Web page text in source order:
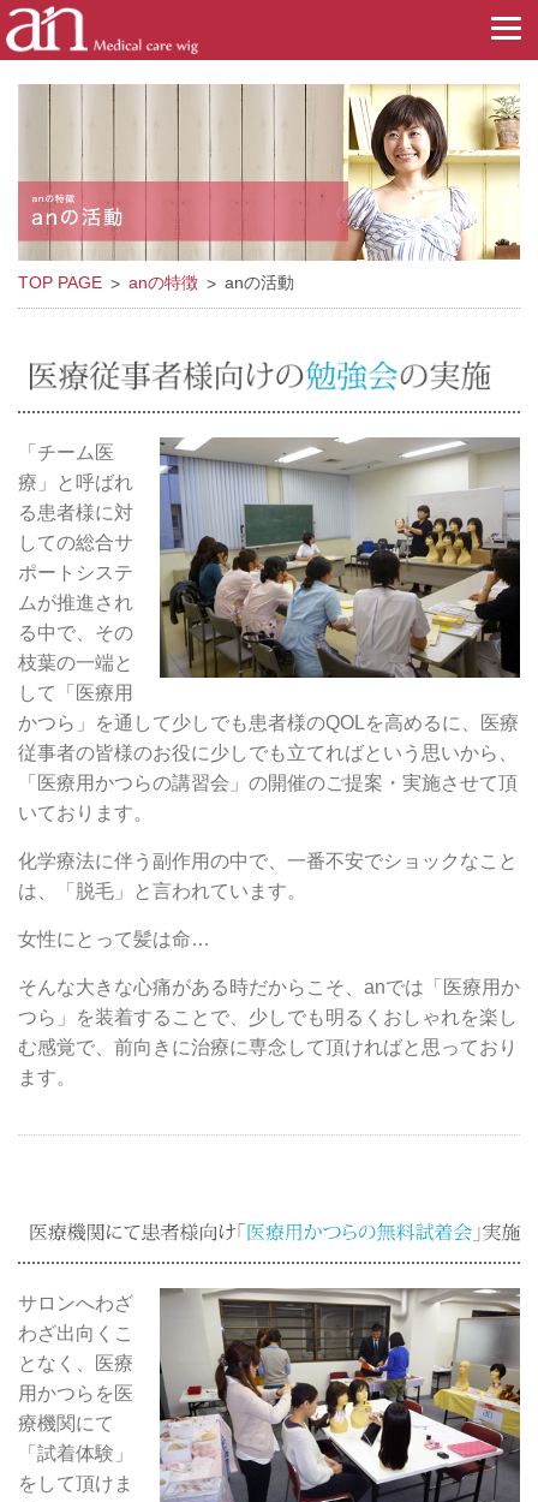
TOP PAGE anの特徴 anの活動
「チーム医
療」と呼ばれ
る患者様に対
しての総合サ
ポートシステ
ムが推進され
る中で、その
枝葉の一端と
して「医療用
かつら」を通して少しでも患者様のQOLを高めるに、医療
従事者の皆様のお役に少しでも立てればという思いから、
「医療用かつらの講習会」の開催のご提案・実施させて頂
いております。
化学療法に伴う副作用の中で、一番不安でショックなこと
は、「脱毛」と言われています。
女性にとって髪は命…
そんな大きな心痛がある時だからこそ、anでは「医療用か
つら」を装着することで、少しでも明るくおしゃれを楽し
む感覚で、前向きに治療に専念して頂ければと思っており
ます。
サロンへわざ
わざ出向くこ
となく、医療
用かつらを医
療機関にて
「試着体験」
をして頂けま